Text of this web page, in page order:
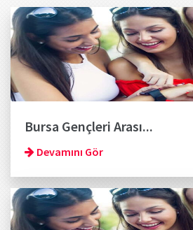
Bursa Gençleri Arası...
Devamını Gör